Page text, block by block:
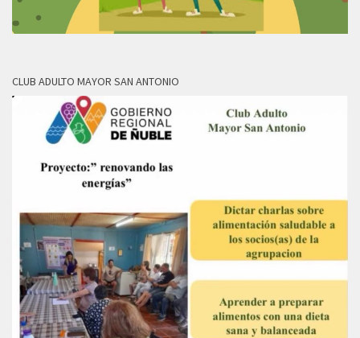
CLUB ADULTO MAYOR SAN ANTONIO